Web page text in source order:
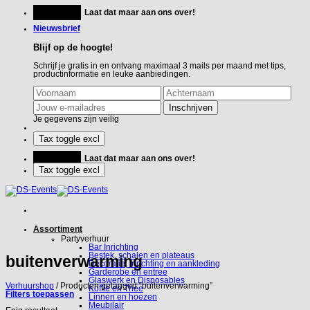
inhoud
Laat dat maar aan ons over!
Nieuwsbrief
Blijf op de hoogte!
Schrijf je gratis in en ontvang maximaal 3 mails per maand met tips,
productinformatie en leuke aanbiedingen.
Je gegevens zijn veilig
Laat dat maar aan ons over!
Assortiment
Partyverhuur
Bar Inrichting
Bestek, schalen en plateaus
Decoratie, inrichting en aankleding
Garderobe en entree
Glaswerk en Disposables
Koffie en Thee
Linnen en hoezen
Meubilair
buitenverwarming
Verhuurshop / Producten getagged “buitenverwarming”
Filters toepassen